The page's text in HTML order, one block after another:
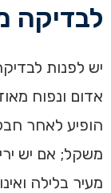
לבדיקה
יש לפנות
אדום ונפוח
הופיע לאחר
משקל; אם יש
מעיר בלילה